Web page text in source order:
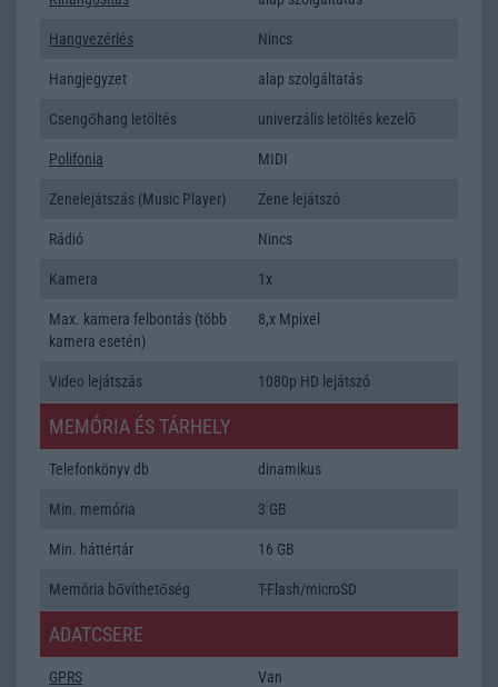
Hangvezérlés Nincs
Hangjegyzet alap szolgáltatás
Csengőhang letöltés univerzális letöltés kezelõ
Polifonia MIDI
Zenelejátszás (Music Player) Zene lejátszó
Rádió Nincs
Kamera 1x
Max. kamera felbontás (több
kamera esetén)
8,x Mpixel
Video lejátszás 1080p HD lejátszó
MEMÓRIA ÉS TÁRHELY
Telefonkönyv db dinamikus
Min. memória 3 GB
Min. háttértár 16 GB
Memória bővíthetőség T-Flash/microSD
ADATCSERE
GPRS Van